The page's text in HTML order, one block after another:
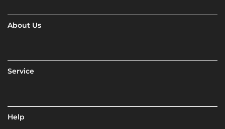
About Us
Service
Help